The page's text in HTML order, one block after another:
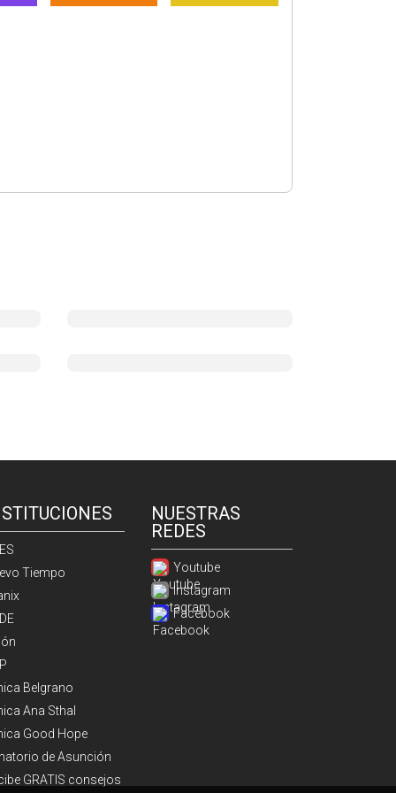
Tiempo
Belgrano
Ana Sthal
Good Hope
de Asunción
GRATIS consejos
NUESTRAS
REDES
Youtube
Instagram
Facebook